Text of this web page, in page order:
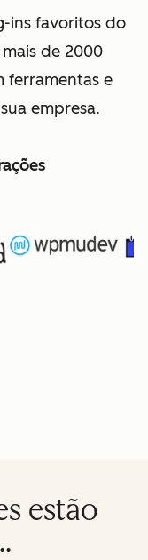
ins favoritos do
de 2000
ferramentas e
empresa.
estão